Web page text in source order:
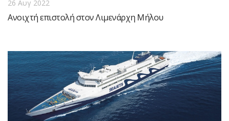
26 Αυγ 2022
Ανοιχτή επιστολή στον Λιμενάρχη Μήλου